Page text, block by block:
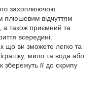
захоплюючою
плюшевим відчуттям
а також приємний та
всередині.
що ви зможете легко та
мило та вода або
збережуть її до скрипу